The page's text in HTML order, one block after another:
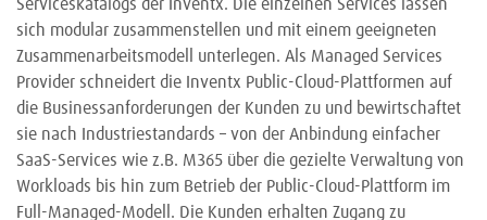
Serviceskatalogs der Inventx. Die einzelnen Services lassen
sich modular zusammenstellen und mit einem geeigneten
Zusammenarbeitsmodell unterlegen. Als Managed Services
Provider schneidert die Inventx Public-Cloud-Plattformen auf
die Businessanforderungen der Kunden zu und bewirtschaftet
sie nach Industriestandards – von der Anbindung einfacher
SaaS-Services wie z.B. M365 über die gezielte Verwaltung von
Workloads bis hin zum Betrieb der Public-Cloud-Plattform im
Full-Managed-Modell. Die Kunden erhalten Zugang zu